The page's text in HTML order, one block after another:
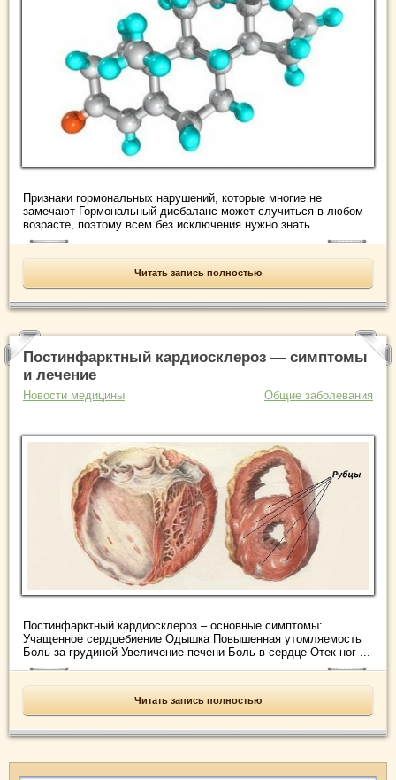
Признаки гормональных нарушений, которые многие не
замечают Гормональный дисбаланс может случиться в любом
возрасте, поэтому всем без исключения нужно знать ...
Читать запись полностью
Постинфарктный кардиосклероз — симптомы
и лечение
Новости медицины Общие заболевания
Постинфарктный кардиосклероз – основные симптомы:
Учащенное сердцебиение Одышка Повышенная утомляемость
Боль за грудиной Увеличение печени Боль в сердце Отек ног ...
Читать запись полностью